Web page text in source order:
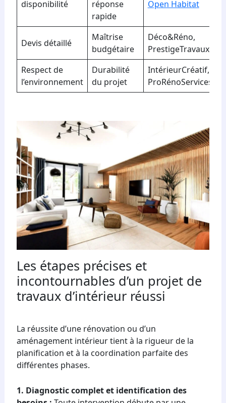
disponibilité
réponse
rapide
Open Habitat
Devis détaillé
Maîtrise
budgétaire
Déco&Réno,
PrestigeTravaux
Respect de
l’environnement
Durabilité
du projet
IntérieurCréatif,
ProRénoServices
Les étapes précises et
incontournables d’un projet de
travaux d’intérieur réussi
La réussite d’une rénovation ou d’un
aménagement intérieur tient à la rigueur de la
planification et à la coordination parfaite des
différentes phases.
1. Diagnostic complet et identification des